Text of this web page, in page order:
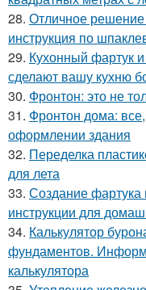
28. Отличное
инструкция по
29. Кухонный фартук
сделают вашу кухню
30. Фронтон: это не
31. Фронтон дома:
оформлении здания
32. Переделка
для лета
33. Создание фартука
инструкции для
34. Калькулятор
фундаментов.
калькулятора